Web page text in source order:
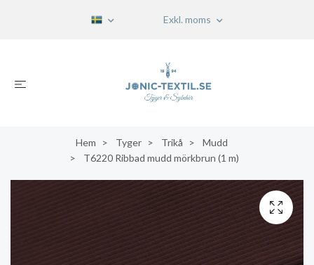
Exkl. moms
Hem Tyger Trikå
Mudd
T6220 Ribbad mudd mörkbrun (1 m)